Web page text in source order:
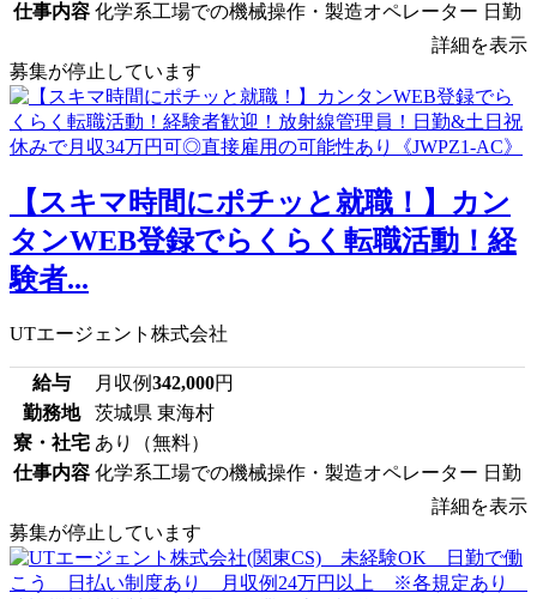
仕事内容 化学系工場での機械操作・製造オペレーター 日勤
詳細を表示
募集が停止しています
【スキマ時間にポチッと就職！】カン
タンWEB登録でらくらく転職活動！経
験者...
UTエージェント株式会社
給与 月収例342,000円
勤務地
茨城県 東海村
寮・社宅 あり（無料）
仕事内容 化学系工場での機械操作・製造オペレーター 日勤
詳細を表示
募集が停止しています